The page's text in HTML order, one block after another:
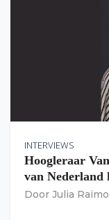
INTERVIEWS
Hoogleraar
van Nederland
Door Julia